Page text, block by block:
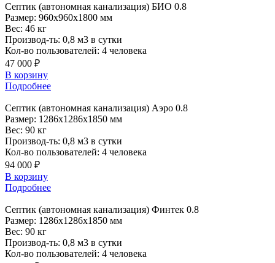
Септик (автономная канализация) БИО 0.8
Размер: 960x960x1800 мм
Вес: 46 кг
Производ-ть: 0,8 м3 в сутки
Кол-во пользователей: 4 человека
47 000 ₽
В корзину
Подробнее
Септик (автономная канализация) Аэро 0.8
Размер: 1286x1286x1850 мм
Вес: 90 кг
Производ-ть: 0,8 м3 в сутки
Кол-во пользователей: 4 человека
94 000 ₽
В корзину
Подробнее
Септик (автономная канализация) Финтек 0.8
Размер: 1286x1286x1850 мм
Вес: 90 кг
Производ-ть: 0,8 м3 в сутки
Кол-во пользователей: 4 человека